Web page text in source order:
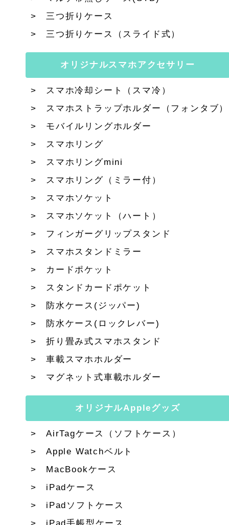
三つ折りケース
三つ折りケース（スライド式）
オリジナルスマホアクセサリー
スマホ冷却シート（スマ冷）
スマホストラップホルダー（フォンタブ）
モバイルリングホルダー
スマホリング
スマホリングmini
スマホリング（ミラー付）
スマホソケット
スマホソケット（ハート）
フィンガーグリップスタンド
スマホスタンドミラー
カードポケット
スタンドカードポケット
防水ケース(ジッパー)
防水ケース(ロックレバー)
折り畳み式スマホスタンド
車載スマホホルダー
マグネット式車載ホルダー
オリジナルAppleグッズ
AirTagケース（ソフトケース）
Apple Watchベルト
MacBookケース
iPadケース
iPadソフトケース